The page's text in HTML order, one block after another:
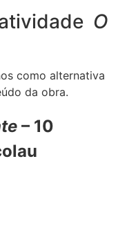
O
como alternativa
da obra.
– 10